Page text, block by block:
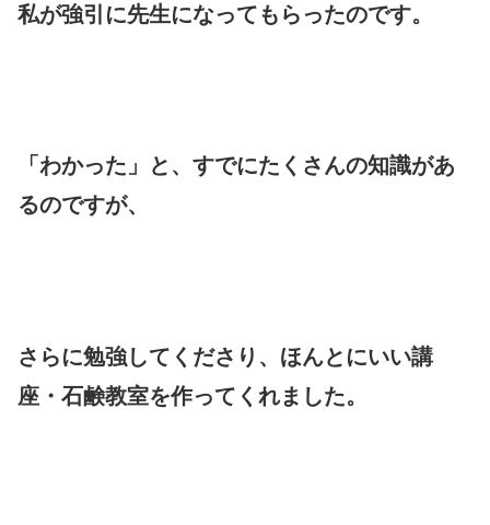
私が強引に先生になってもらったのです。
「わかった」と、すでにたくさんの知識があ
るのですが、
さらに勉強してくださり、ほんとにいい講
座・石鹸教室を作ってくれました。